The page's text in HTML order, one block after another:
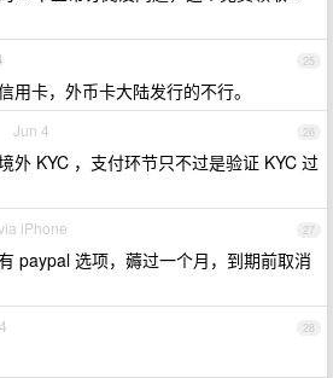
25
用卡，外币卡大陆发行的不行。
26
Jun 4
外 KYC ，支付环节只不过是验证 KYC 过
27
iPhone
paypal 选项，薅过一个月，到期前取消
28